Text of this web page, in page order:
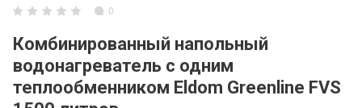
0
Комбинированный напольный
водонагреватель с одним
теплообменником Eldom Greenline FVS